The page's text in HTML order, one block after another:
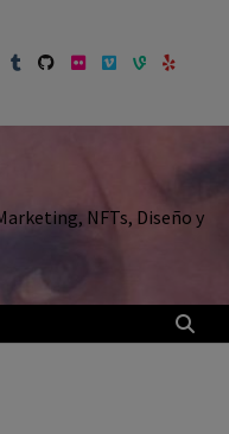
NFTs, Diseño y